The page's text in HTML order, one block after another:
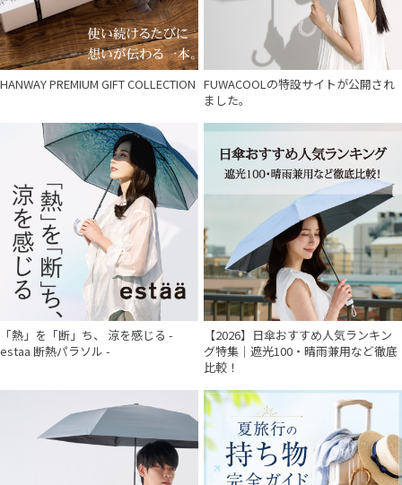
件
HANWAY PREMIUM GIFT COLLECTION FUWACOOLの特設サイトが公開され
ました。
「熱」を「断」ち、 涼を感じる -
estaa 断熱パラソル -
【2026】日傘おすすめ人気ランキン
グ特集｜遮光100・晴雨兼用など徹底
比較！